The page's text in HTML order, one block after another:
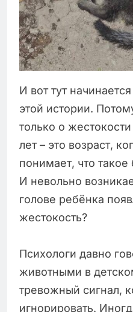
И вот тут
этой истории.
только о
лет – это возраст,
понимает, что такое
И невольно
голове ребёнка
жестокость?
Психологи давно
животными в
тревожный сигнал,
игнорировать.